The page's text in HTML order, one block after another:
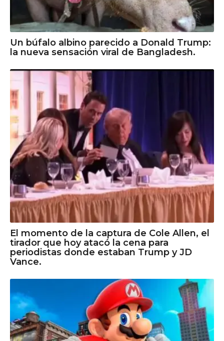
Un búfalo albino parecido a Donald Trump:
la nueva sensación viral de Bangladesh.
El momento de la captura de Cole Allen, el
tirador que hoy atacó la cena para
periodistas donde estaban Trump y JD
Vance.